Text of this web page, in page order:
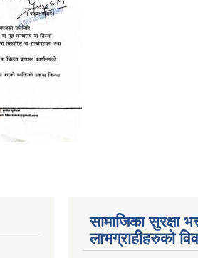
सामाजिका सुरक्षा
लाभग्राहीहरुको